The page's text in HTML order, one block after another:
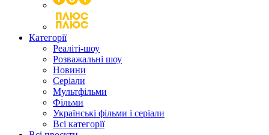
Категорії
Реаліті-шоу
Розважальні шоу
Новини
Серіали
Мультфільми
Фільми
Українські фільми і серіали
Всі категорії